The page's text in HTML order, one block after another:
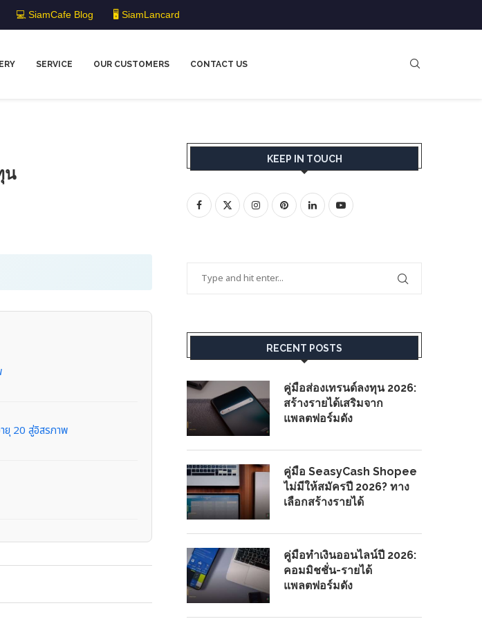
💻 SiamCafe Blog 🖥️ SiamLancard
SERVICE OUR CUSTOMERS CONTACT US
น
ยุ 20 สู่อิสรภาพ
KEEP IN TOUCH
RECENT POSTS
คู่มือส่องเทรนด์ลงทุน 2026:
สร้างรายได้เสริมจาก
แพลตฟอร์มดัง
คู่มือ SeasyCash Shopee
ไม่มีให้สมัครปี 2026? ทาง
เลือกสร้างรายได้
คู่มือทำเงินออนไลน์ปี 2026:
คอมมิชชั่น-รายได้
แพลตฟอร์มดัง